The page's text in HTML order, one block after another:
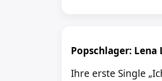
Popschlager:
Ihre erste Single